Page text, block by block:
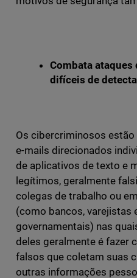
Combata
difíceis de
Os cibercriminosos
e-mails direcionados
de aplicativos de texto e
legítimos, geralmente
colegas de trabalho ou
(como bancos, varejistas
governamentais) nas
deles geralmente é fazer
falsos que coletam suas
outras informações